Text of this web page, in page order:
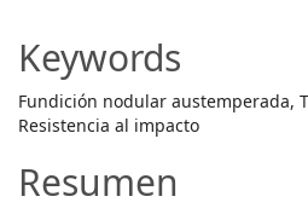
Keywords
Fundición nodular austemperada,
Resistencia al impacto
Resumen